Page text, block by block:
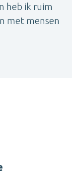
heb ik ruim
met mensen